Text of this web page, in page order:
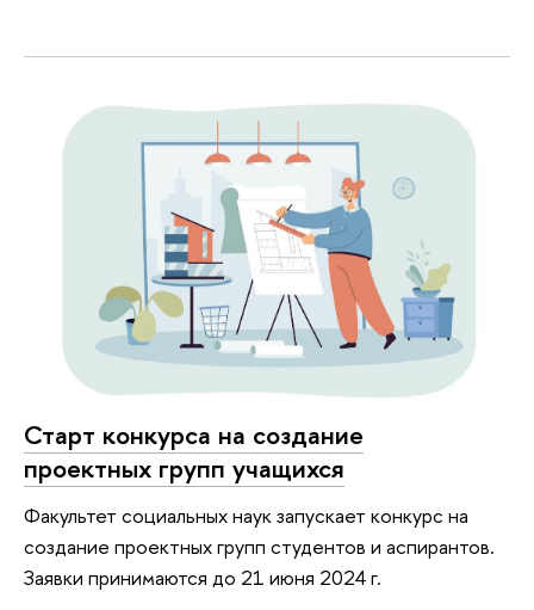
Старт конкурса на создание
проектных групп учащихся
Факультет социальных наук запускает конкурс на
создание проектных групп студентов и аспирантов.
Заявки принимаются до 21 июня 2024 г.